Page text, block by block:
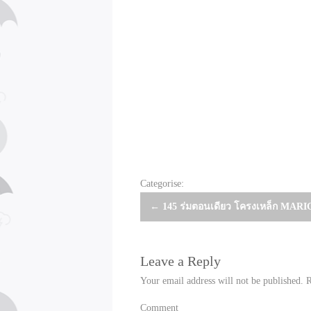
Categorise:
Post
← 145 ร่มตอนเดียว โครงเหล็ก
Leave a Reply
Your email address will not be published.
Comment